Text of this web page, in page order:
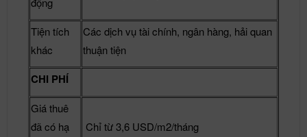
Tiện tích
khác
Các dịch vụ tài chính, ngân hàng, hải quan
thuận tiện
CHI PHÍ
Giá thuê
đã có hạ
Chỉ từ 3,6 USD/m2/tháng